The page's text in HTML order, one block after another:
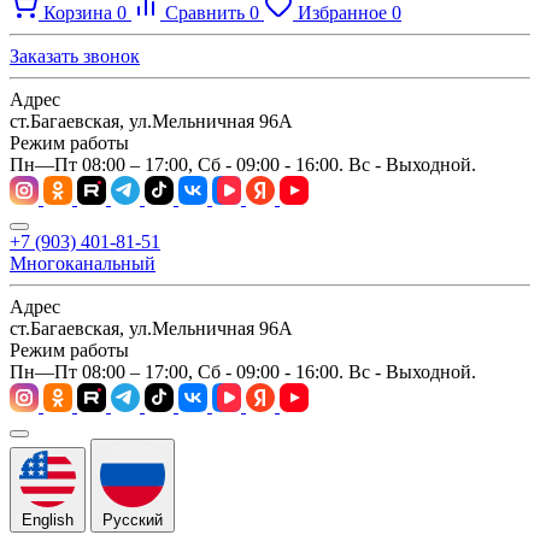
Корзина 0 Сравнить 0 Избранное 0
Заказать звонок
Адрес
ст.Багаевская, ул.Мельничная 96А
Режим работы
Пн—Пт 08:00 – 17:00, Сб - 09:00 - 16:00. Вс - Выходной.
+7 (903) 401-81-51
Многоканальный
Адрес
ст.Багаевская, ул.Мельничная 96А
Режим работы
Пн—Пт 08:00 – 17:00, Сб - 09:00 - 16:00. Вс - Выходной.
English Русский